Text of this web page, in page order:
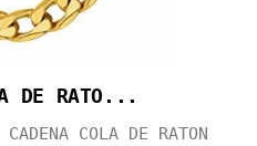
DE RATO...
CADENA COLA DE RATON